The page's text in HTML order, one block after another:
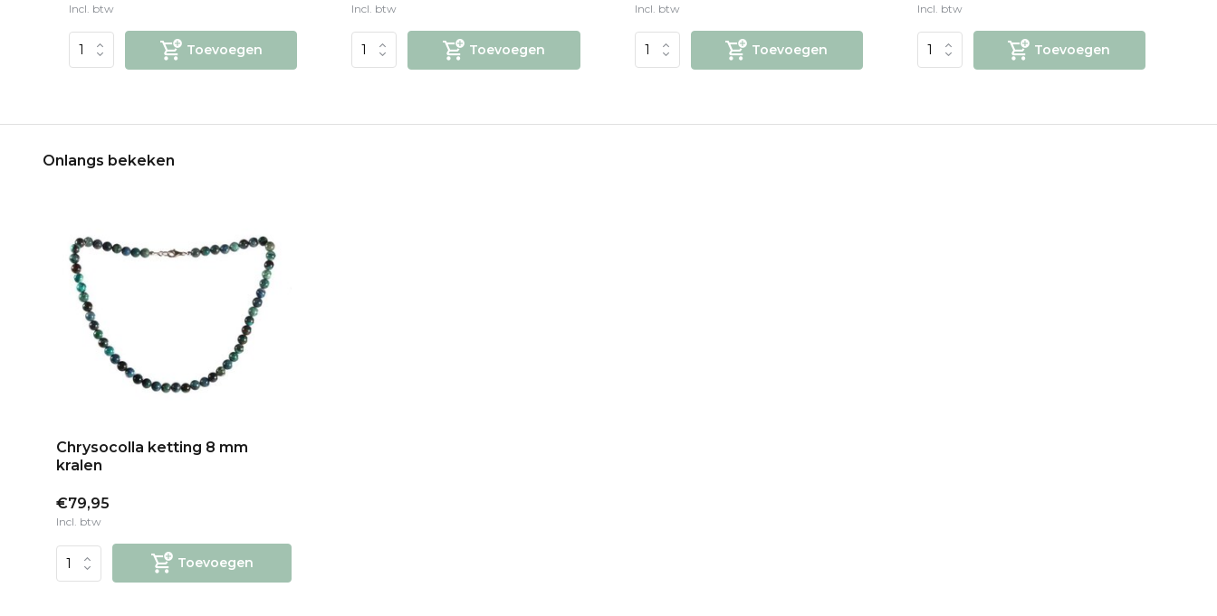
Incl. btw
Toevoegen
Incl. btw
Toevoegen
Incl. btw
Toevoegen
Incl. btw
Toevoegen
Onlangs bekeken
Chrysocolla ketting 8 mm
kralen
€79,95
Incl. btw
Toevoegen